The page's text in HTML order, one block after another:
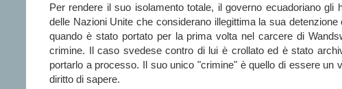
Per rendere il suo isolamento totale, il governo ecuadoriano
delle Nazioni Unite che considerano illegittima la sua
quando è stato portato per la prima volta nel carcere di
crimine. Il caso svedese contro di lui è crollato ed è stato
portarlo a processo. Il suo unico "crimine" è quello di essere
diritto di sapere.